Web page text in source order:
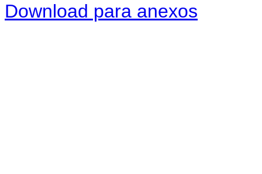
Download para anexos